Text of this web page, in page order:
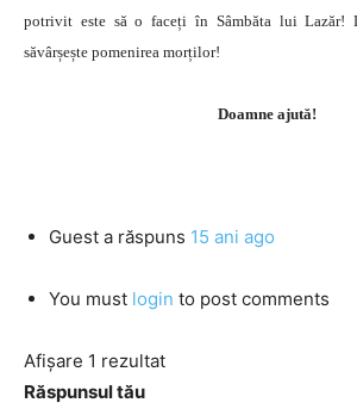
potrivit este să o faceți în Sâmbăta lui
săvârșește pomenirea morților!
Doamne ajută!
Guest a răspuns 15 ani ago
You must login to post comments
Afișare 1 rezultat
Răspunsul tău